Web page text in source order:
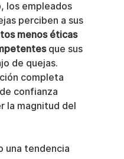
los empleados
perciben a sus
menos éticas
que sus
de quejas.
completa
confianza
la magnitud del
una tendencia